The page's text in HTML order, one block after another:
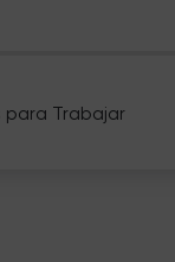
para Trabajar